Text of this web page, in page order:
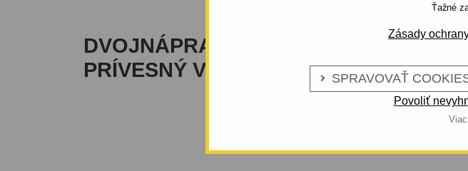
Ťažné
Zásady
 SPRAVOVAŤ
Povoliť
DVOJNÁPRAVOVÝ BRZDENÝ
PRÍVESNÝ VOZÍK CARGO D 30.4